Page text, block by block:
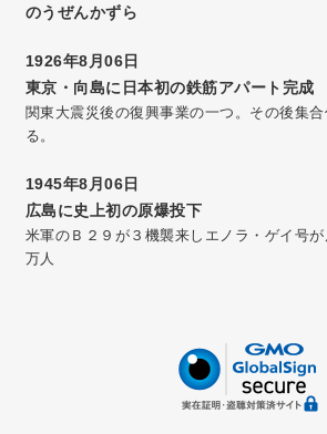
のうぜんかずら
1926年8月06日
東京・向島に日本初の鉄筋アパート完成
関東大震災後の復興事業の一つ。その後集合
る。
1945年8月06日
広島に史上初の原爆投下
米軍のＢ２９が３機襲来しエノラ・ゲイ号
万人